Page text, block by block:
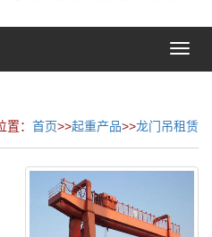
Toggle
： 首页>>起重产品>>龙门吊租赁